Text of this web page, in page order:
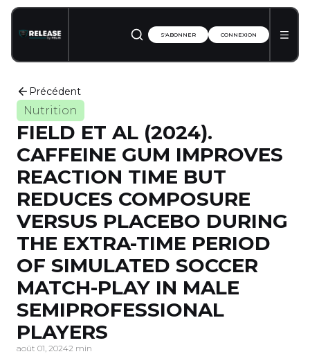
S'ABONNER CONNEXION
Précédent
Nutrition
FIELD ET AL (2024).
CAFFEINE GUM IMPROVES
REACTION TIME BUT
REDUCES COMPOSURE
VERSUS PLACEBO DURING
THE EXTRA-TIME PERIOD
OF SIMULATED SOCCER
MATCH-PLAY IN MALE
SEMIPROFESSIONAL
PLAYERS
août 01, 20242 min